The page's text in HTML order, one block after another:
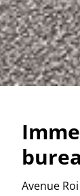
Avenue